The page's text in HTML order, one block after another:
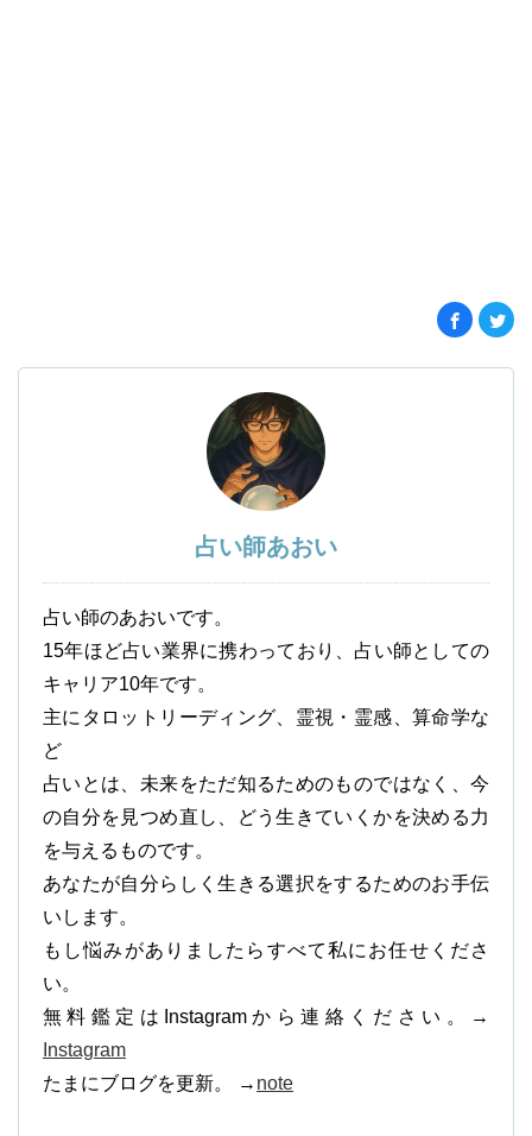
占い師あおい
占い師のあおいです。
15年ほど占い業界に携わっており、占い師としての
キャリア10年です。
主にタロットリーディング、霊視・霊感、算命学な
ど
占いとは、未来をただ知るためのものではなく、今
の自分を見つめ直し、どう生きていくかを決める力
を与えるものです。
あなたが自分らしく生きる選択をするためのお手伝
いします。
もし悩みがありましたらすべて私にお任せくださ
い。
無料鑑定はInstagramから連絡ください。→
Instagram
たまにブログを更新。 → note